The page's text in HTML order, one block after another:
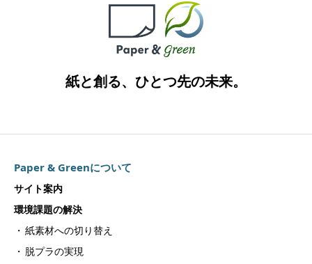
紙と創る、ひとつ先の未来。
Paper & Greenについて
サイト案内
環境課題の解決
紙素材への切り替え
脱プラの実現